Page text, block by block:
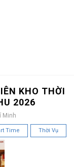
KHO THỜI
2026
Minh
Time Thời Vụ